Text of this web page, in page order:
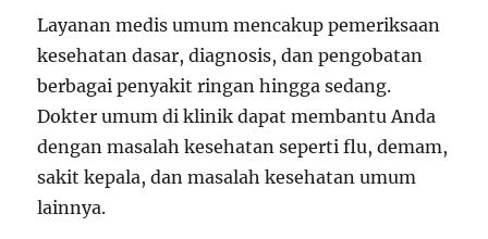
Layanan medis umum mencakup pemeriksaan
kesehatan dasar, diagnosis, dan pengobatan
berbagai penyakit ringan hingga sedang.
Dokter umum di klinik dapat membantu Anda
dengan masalah kesehatan seperti flu, demam,
sakit kepala, dan masalah kesehatan umum
lainnya.